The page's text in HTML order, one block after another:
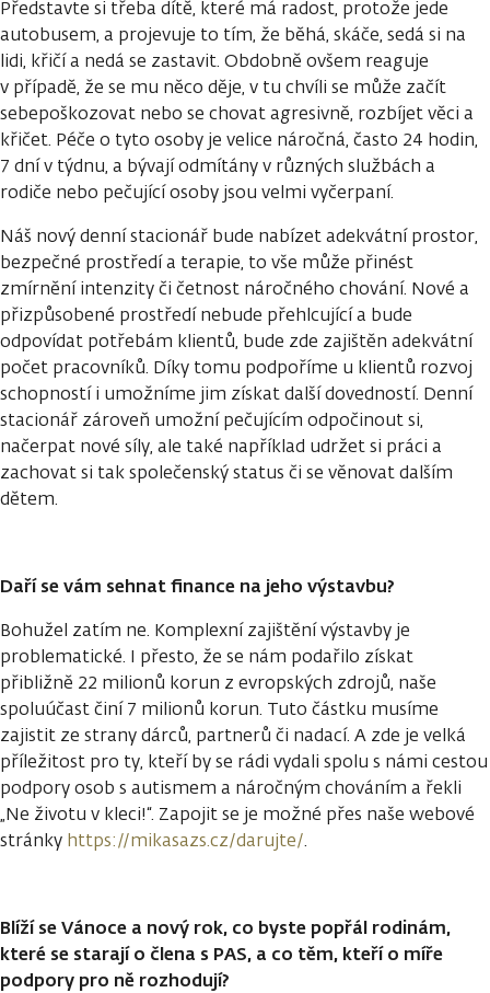
Představte si třeba dítě, které má radost, protože jede
autobusem, a projevuje to tím, že běhá, skáče, sedá si na
lidi, křičí a nedá se zastavit. Obdobně ovšem reaguje
v případě, že se mu něco děje, v tu chvíli se může začít
sebepoškozovat nebo se chovat agresivně, rozbíjet věci a
křičet. Péče o tyto osoby je velice náročná, často 24 hodin,
7 dní v týdnu, a bývají odmítány v různých službách a
rodiče nebo pečující osoby jsou velmi vyčerpaní.
Náš nový denní stacionář bude nabízet adekvátní prostor,
bezpečné prostředí a terapie, to vše může přinést
zmírnění intenzity či četnost náročného chování. Nové a
přizpůsobené prostředí nebude přehlcující a bude
odpovídat potřebám klientů, bude zde zajištěn adekvátní
počet pracovníků. Díky tomu podpoříme u klientů rozvoj
schopností i umožníme jim získat další dovedností. Denní
stacionář zároveň umožní pečujícím odpočinout si,
načerpat nové síly, ale také například udržet si práci a
zachovat si tak společenský status či se věnovat dalším
dětem.
Daří se vám sehnat finance na jeho výstavbu?
Bohužel zatím ne. Komplexní zajištění výstavby je
problematické. I přesto, že se nám podařilo získat
přibližně 22 milionů korun z evropských zdrojů, naše
spoluúčast činí 7 milionů korun. Tuto částku musíme
zajistit ze strany dárců, partnerů či nadací. A zde je velká
příležitost pro ty, kteří by se rádi vydali spolu s námi cestou
podpory osob s autismem a náročným chováním a řekli
„Ne životu v kleci!“. Zapojit se je možné přes naše webové
stránky https://mikasazs.cz/darujte/.
Blíží se Vánoce a nový rok, co byste popřál rodinám,
které se starají o člena s PAS, a co těm, kteří o míře
podpory pro ně rozhodují?